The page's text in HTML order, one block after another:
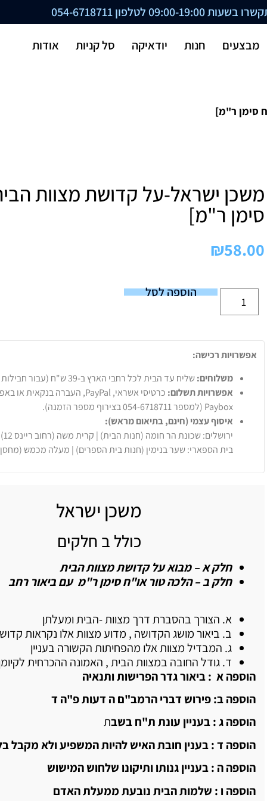
09:00-19:00 לטלפון 054-6718711
מבצעים חנות יודאיקה סל קניות אודות
סימן ר"מ]
משכן ישראל-על קדושת מצוות
סימן ר"מ]
₪58.00
הוספה לסל
אפשרויות רכישה:
משלוחים:שליח עד הבית לכל רחבי הארץ ב-39 ש"ח (עבור חבילות עד 20 ק"ג).
אפשרויות תשלום:
Paybox (למספר 054-6718711 בצירוף מספר הזמנה).
איסוף עצמי (חינם, בתיאום מראש):
ירושלים: שכונת הר חומה (חנות הבית) | קרית משה (רחוב ריינס 12)
בית הספארי: שער בנימין (חנות בית הספרים) | מעלה מכמש
משכן ישראל
כולל ב חלקים
חלק א – מבוא על קדושת מצוות הבית
חלק ב – הלכה טור או"ח סימן ר"מ עם ביאור רחב
א. הצורך בהסברת דרך מצוות -הבית ומעלתן
ב. ביאור מושג הקדושה , מדוע מצוות אלו נקראות
ג. המבדיל מצוות אלו מהפחיתות הקשורה בעניין
ד. גודל החובה במצוות הבית , האמונה ההכרחית
הוספה א : ביאור גדר הפרישות ותנאיה
הוספה ב: פירוש דברי הרמב"ם ה דעות פ"ה ד
הוספה ג : בעניין עונת ת"ח בשבת
הוספה ד : בענין חובת האיש להיות המשפיע ולא מקבל
הוספה ה : בעניין גנותו ותיקונו שלחוש המישוש
הוספה ו : שלמות הבית נובעת ממעלת האדם